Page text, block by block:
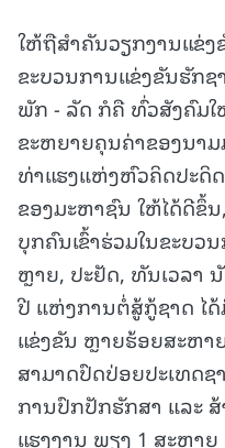
ໃຫ້ຖືສໍາຄັນວຽກງານແຂ່ງ
ຂະບວນການແຂ່ງຂັນຮັກ
ພັກ - ລັດ ກໍຄື ທົ່ວສັງຄົມ
ຂະຫຍາຍຄຸນຄ່າຂອງນາ
ທ່າແຮງແຫ່ງຫົວຄິດປະດິ
ຂອງມະຫາຊົນ ໃຫ້ໄດ້ດີຂຶ້
ບຸກຄົນເຂົ້າຮ່ວມໃນຂະບວ
ຫຼາຍ, ປະຢັດ, ທັນເວລາ
ປີ ແຫ່ງການຕໍ່ສູ້ກູ້ຊາດ ໄ
ແຂ່ງຂັນ ຫຼາຍຮ້ອຍສະຫາ
ສາມາດປົດປ່ອຍປະເທດຊ
ການປົກປັກຮັກສາ ແລະ ສ້
ແຮງງານ ພຽງ 1 ສະຫາ